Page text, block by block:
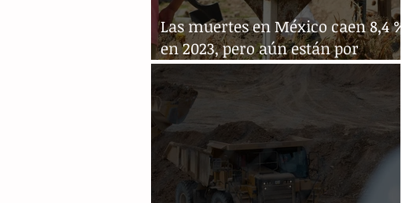
Las muertes en México caen 8,4 %
en 2023, pero aún están por
encima del nivel prepandemia